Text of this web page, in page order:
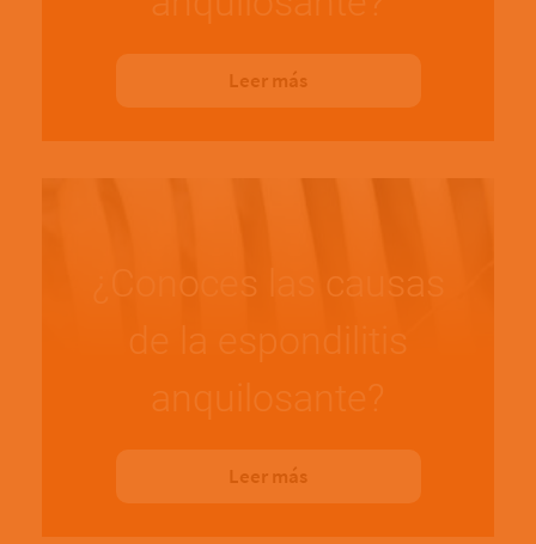
Leer más
¿Conoces las causas
de la espondilitis
anquilosante?
Leer más